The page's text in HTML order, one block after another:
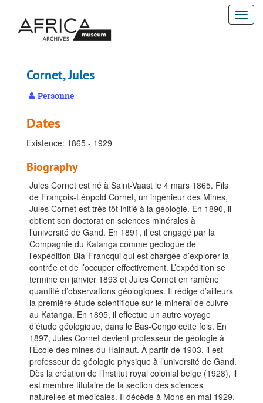
contenu
Cornet, Jules
Personne
Dates
Existence: 1865 - 1929
Biography
Jules Cornet est né à Saint-Vaast le 4 mars 1865. Fils
de François-Léopold Cornet, un ingénieur des Mines,
Jules Cornet est très tôt initié à la géologie. En 1890, il
obtient son doctorat en sciences minérales à
l’université de Gand. En 1891, il est engagé par la
Compagnie du Katanga comme géologue de
l’expédition Bia-Francqui qui est chargée d’explorer la
contrée et de l’occuper effectivement. L’expédition se
termine en janvier 1893 et Jules Cornet en ramène
quantité d’observations géologiques. Il rédige d’ailleurs
la première étude scientifique sur le minerai de cuivre
au Katanga. En 1895, il effectue un autre voyage
d’étude géologique, dans le Bas-Congo cette fois. En
1897, Jules Cornet devient professeur de géologie à
l’École des mines du Hainaut. À partir de 1903, il est
professeur de géologie physique à l’université de Gand.
Dès la création de l’Institut royal colonial belge (1928), il
est membre titulaire de la section des sciences
naturelles et médicales. Il décède à Mons en mai 1929.